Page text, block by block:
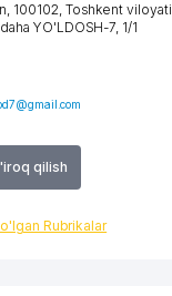
qilish
Rubrikalar
100102, Toshkent viloyati
daha YO'LDOSH-7, 1/1